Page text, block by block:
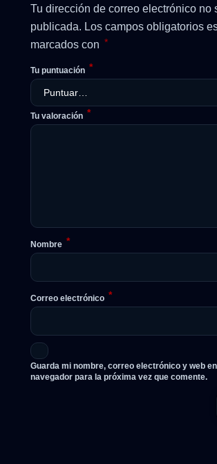
Tu dirección de correo electrónico no
publicada. Los campos obligatorios
marcados con *
Tu puntuación *
Tu valoración *
Nombre *
Correo electrónico *
Guarda mi nombre, correo electrónico y web
navegador para la próxima vez que comente.